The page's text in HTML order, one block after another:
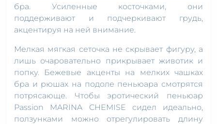
бра. Усиленные косточками, они
поддерживают и подчеркивают грудь,
акцентируя на ней внимание.
Мелкая мягкая сеточка не скрывает фигуру, а
лишь очаровательно прикрывает животик и
попку. Бежевые акценты на мелких чашках
бра и рюшах на подоле пеньюара смотрятся
потрясающе. Чтобы эротический пеньюар
Passion MARINA CHEMISE сидел идеально,
ползунками можно отрегулировать длину